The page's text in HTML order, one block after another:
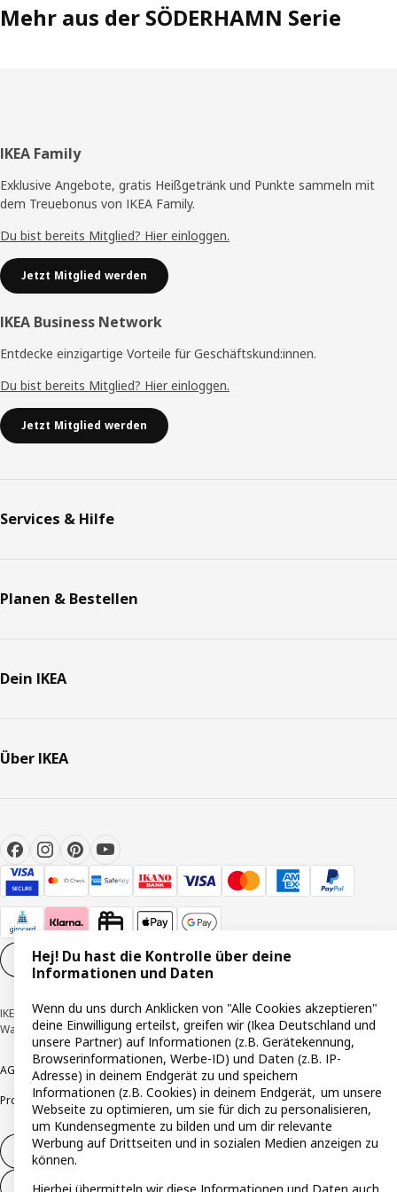
Mehr aus der SÖDERHAMN Serie
Fußzeile
IKEA Family
Exklusive Angebote, gratis Heißgetränk und Punkte sammeln mit
dem Treuebonus von IKEA Family.
Du bist bereits Mitglied? Hier einloggen.
Jetzt Mitglied werden
IKEA Business Network
Entdecke einzigartige Vorteile für Geschäftskund:innen.
Du bist bereits Mitglied? Hier einloggen.
Jetzt Mitglied werden
Services & Hilfe
Planen & Bestellen
Dein IKEA
Über IKEA
Cookie-Einstellungen DE
IKEA Deutschland GmbH & Co. KG - Am Wandersmann 2-4, 65719 Hofheim-
Wallau © Inter IKEA Systems B.V. 1999-2026
AGB Barrierefreiheit Cookie-RichtlinieDatenschutzerklärungImpressum
ProduktrückrufeResponsible DisclosureVertrauensstelle
Vertrag widerrufen
Vertrag widerrufen (Services & Leistungen)
Hej! Du hast die Kontrolle über deine
Informationen und Daten
Wenn du uns durch Anklicken von "Alle Cookies akzeptieren"
deine Einwilligung erteilst, greifen wir (Ikea Deutschland und
unsere Partner) auf Informationen (z.B. Gerätekennung,
Browserinformationen, Werbe-ID) und Daten (z.B. IP-
Adresse) in deinem Endgerät zu und speichern
Informationen (z.B. Cookies) in deinem Endgerät, um unsere
Webseite zu optimieren, um sie für dich zu personalisieren,
um Kundensegmente zu bilden und um dir relevante
Werbung auf Drittseiten und in sozialen Medien anzeigen zu
können.